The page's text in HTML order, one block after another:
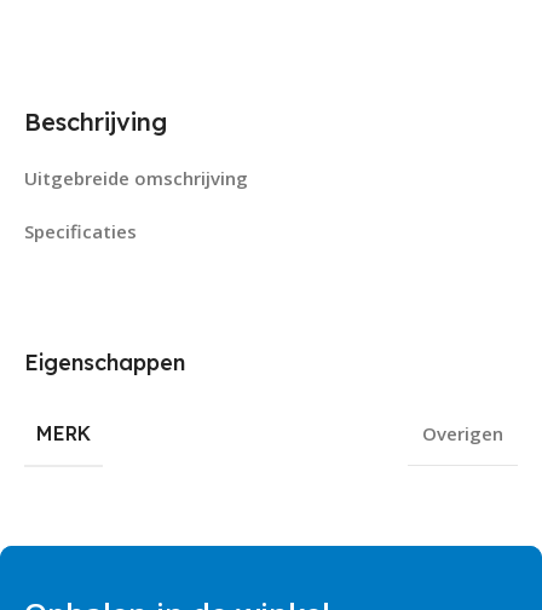
Beschrijving
Uitgebreide omschrijving
Specificaties
Eigenschappen
MERK Overigen